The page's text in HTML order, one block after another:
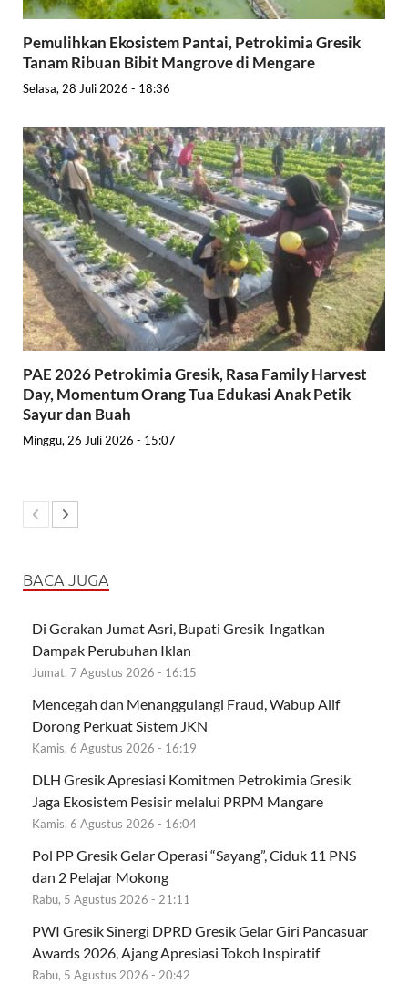
Pemulihkan Ekosistem Pantai, Petrokimia Gresik
Tanam Ribuan Bibit Mangrove di Mengare
Selasa, 28 Juli 2026 - 18:36
PAE 2026 Petrokimia Gresik, Rasa Family Harvest
Day, Momentum Orang Tua Edukasi Anak Petik
Sayur dan Buah
Minggu, 26 Juli 2026 - 15:07
BACA JUGA
Di Gerakan Jumat Asri, Bupati Gresik Ingatkan
Dampak Perubuhan Iklan
Jumat, 7 Agustus 2026 - 16:15
Mencegah dan Menanggulangi Fraud, Wabup Alif
Dorong Perkuat Sistem JKN
Kamis, 6 Agustus 2026 - 16:19
DLH Gresik Apresiasi Komitmen Petrokimia Gresik
Jaga Ekosistem Pesisir melalui PRPM Mangare
Kamis, 6 Agustus 2026 - 16:04
Pol PP Gresik Gelar Operasi “Sayang”, Ciduk 11 PNS
dan 2 Pelajar Mokong
Rabu, 5 Agustus 2026 - 21:11
PWI Gresik Sinergi DPRD Gresik Gelar Giri Pancasuar
Awards 2026, Ajang Apresiasi Tokoh Inspiratif
Rabu, 5 Agustus 2026 - 20:42